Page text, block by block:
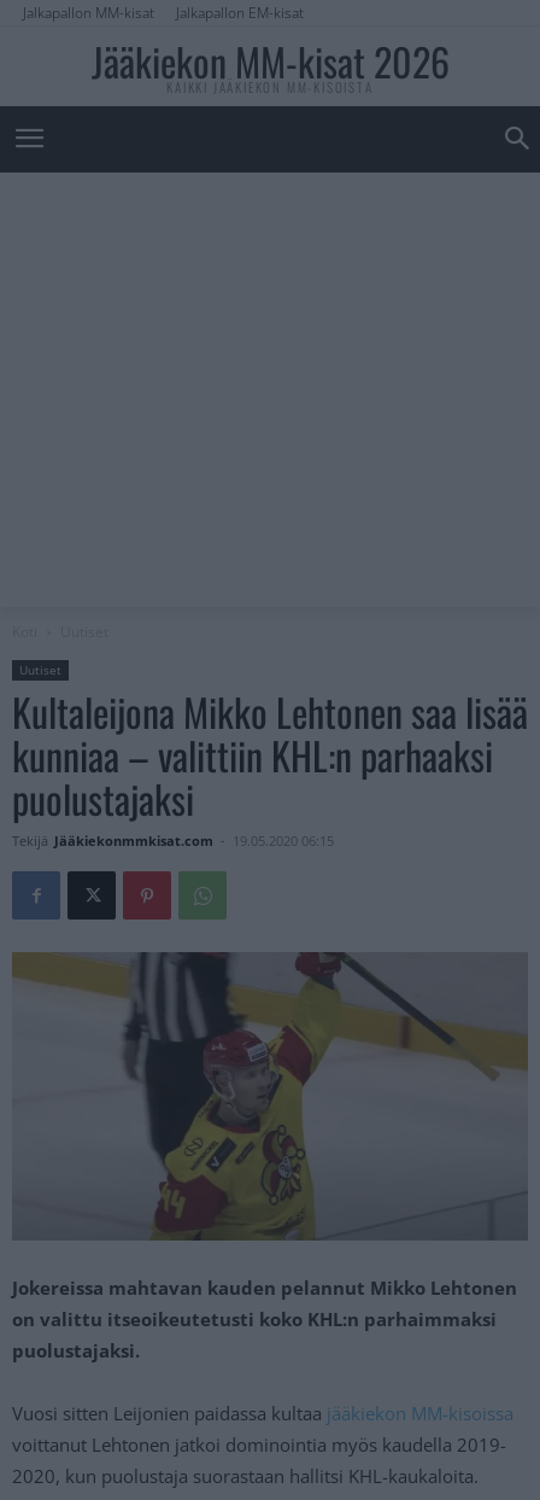
Jalkapallon MM-kisat Jalkapallon EM-kisat
Jääkiekon MM-kisat 2026
KAIKKI JÄÄKIEKON MM-KISOISTA
Uutiset
Kultaleijona Mikko Lehtonen saa lisää
kunniaa – valittiin KHL:n parhaaksi
puolustajaksi
Tekijä Jääkiekonmmkisat.com - 19.05.2020 06:15
Jokereissa mahtavan kauden pelannut Mikko Lehtonen
on valittu itseoikeutetusti koko KHL:n parhaimmaksi
puolustajaksi.
Vuosi sitten Leijonien paidassa kultaa jääkiekon MM-kisoissa
voittanut Lehtonen jatkoi dominointia myös kaudella 2019-
2020, kun puolustaja suorastaan hallitsi KHL-kaukaloita.